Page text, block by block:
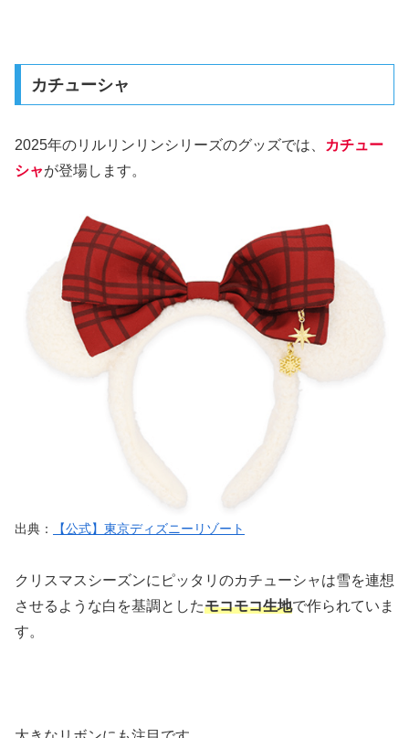
カチューシャ
2025年のリルリンリンシリーズのグッズでは、
カチュー
シャが登場します。
出典： 【公式】東京ディズニーリゾート
クリスマスシーズンにピッタリのカチューシャは雪を連想
させるような白を基調としたモコモコ生地で作られていま
す。